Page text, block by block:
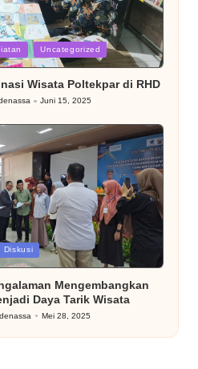
Uncategorized
Wisata Poltekpar di RHD
Juni 15, 2025
Diskusi
Mengembangkan
Daya Tarik Wisata
Mei 28, 2025